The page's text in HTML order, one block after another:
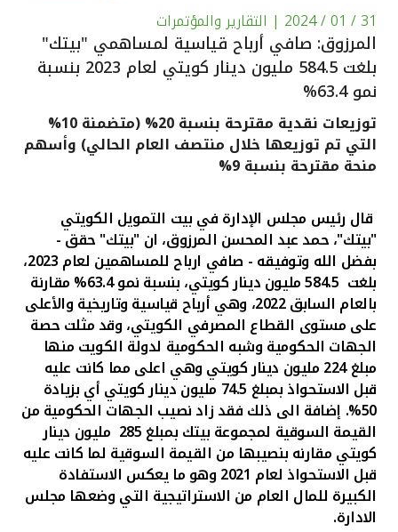
الاستثمار
القنوات المصرفية
أدوات وخدمات
اتصل بنا
مواقع الفروع وأجهزة الصرف الآلي
ألمانيا
ماليزيا
تركيا
مصر
31 / 01 / 2024 | التقارير والمؤتمرات
المرزوق: صافي أرباح قياسية لمساهمي "بيتك"
بلغت 584.5 مليون دينار كويتي لعام 2023 بنسبة
نمو 63.4%
توزيعات نقدية مقترحة بنسبة 20% (متضمنة 10%
التي تم توزيعها خلال منتصف العام الحالي) وأسهم
منحة مقترحة بنسبة 9%
قال رئيس مجلس الإدارة في بيت التمويل الكويتي
"بيتك"، حمد عبد المحسن المرزوق، ان"بيتك" حقق -
بفضل الله وتوفيقه- صافي ارباح للمساهمين لعام2023،
بلغت 584.5مليون دينار كويتي،بنسبةنمو63.4
%مقارنة
بالعام السابق 2022 ، وهي أرباح قياسية وتاريخية والأعلى
على مستوى القطاع المصرفي الكويتي،وقد مثلت حصة
الجهات الحكومية وشبه الحكومية لدولة الكويت منها
مبلغ 224 مليون دينار كويتي وهي اعلى مما كانت عليه
قبل الاستحواذ بمبلغ 74.5 مليون دينار كويتي أي بزيادة
50%. إضافة الى ذلك فقد زاد نصيب الجهات الحكومية من
القيمة السوقية لمجموعة بيتك بمبلغ285 مليون دينار
كويتي مقارنه بنصيبها من القيمة السوقية لما كانت عليه
قبل الاستحواذ لعام 2021 وهو ما يعكس الاستفادة
الكبيرة للمال العام من الاستراتيجية التي وضعها مجلس
الادارة.